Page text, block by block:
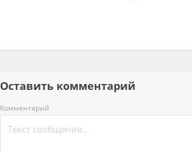
Оставить комментарий
Комментарий